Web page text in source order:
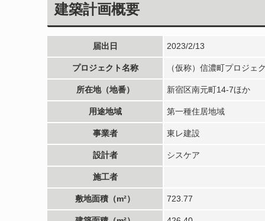
建築計画概要
届出日 2023/2/13
プロジェクト名称 （仮称）信濃町プロジェ
所在地（地番） 新宿区南元町14-7ほか
用途地域 第一種住居地域
事業者 東レ建設
設計者 シスケア
施工者
敷地面積（m²） 723.77